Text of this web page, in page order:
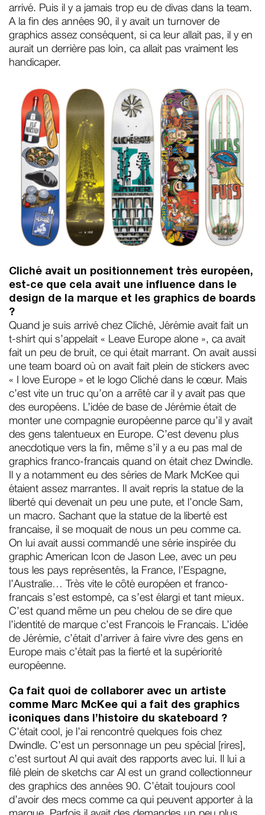
arrivé. Puis il y a jamais trop eu de divas dans la team.
A la fin des années 90, il y avait un turnover de
graphics assez conséquent, si ça leur allait pas, il y en
aurait un derrière pas loin, ça allait pas vraiment les
handicaper.
Cliché avait un positionnement très européen,
est-ce que cela avait une influence dans le
design de la marque et les graphics de boards
?
Quand je suis arrivé chez Cliché, Jérémie avait fait un
t-shirt qui s’appelait « Leave Europe alone », ça avait
fait un peu de bruit, ce qui était marrant. On avait aussi
une team board où on avait fait plein de stickers avec
« I love Europe » et le logo Cliché dans le cœur. Mais
c’est vite un truc qu’on a arrêté car il y avait pas que
des européens. L’idée de base de Jérémie était de
monter une compagnie européenne parce qu’il y avait
des gens talentueux en Europe. C’est devenu plus
anecdotique vers la fin, même s’il y a eu pas mal de
graphics franco-français quand on était chez Dwindle.
Il y a notamment eu des séries de Mark McKee qui
étaient assez marrantes. Il avait repris la statue de la
liberté qui devenait un peu une pute, et l’oncle Sam,
un macro. Sachant que la statue de la liberté est
française, il se moquait de nous un peu comme ça.
On lui avait aussi commandé une série inspirée du
graphic American Icon de Jason Lee, avec un peu
tous les pays représentés, la France, l’Espagne,
l’Australie… Très vite le côté européen et franco-
français s’est estompé, ça s’est élargi et tant mieux.
C’est quand même un peu chelou de se dire que
l’identité de marque c’est François le Français. L’idée
de Jérémie, c’était d’arriver à faire vivre des gens en
Europe mais c’était pas la fierté et la supériorité
européenne.
Ça fait quoi de collaborer avec un artiste
comme Marc McKee qui a fait des graphics
iconiques dans l’histoire du skateboard ?
C’était cool, je l’ai rencontré quelques fois chez
Dwindle. C’est un personnage un peu spécial [rires],
c’est surtout Al qui avait des rapports avec lui. Il lui a
filé plein de sketchs car Al est un grand collectionneur
des graphics des années 90. C’était toujours cool
d’avoir des mecs comme ça qui peuvent apporter à la